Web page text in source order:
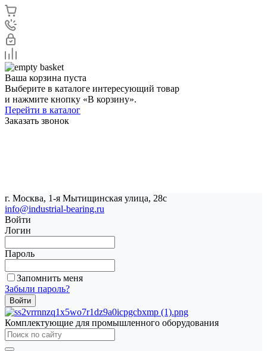
Ваша корзина пуста
Выберите в каталоге интересующий товар
и нажмите кнопку «В корзину».
Перейти в каталог
Заказать звонок
г. Москва, 1-я Мытищинская улица, 28с
info@industrial-bearing.ru
Войти
Логин
Пароль
Запомнить меня
Забыли пароль?
Комплектующие для промышленного оборудования